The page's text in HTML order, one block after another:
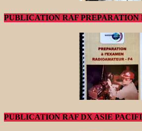
PUBLICATION RAF PREPARATION
PUBLICATION RAF DX ASIE